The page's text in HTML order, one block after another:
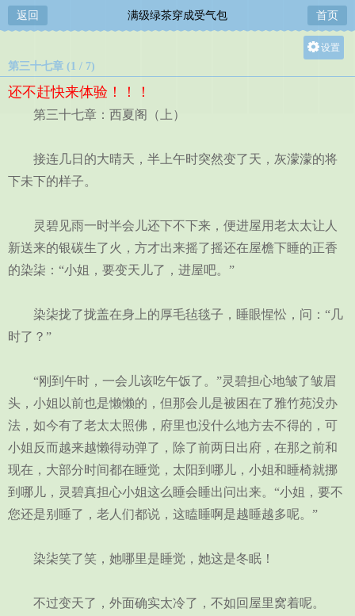
返回 满级绿茶穿成受气包 首页
设置
第三十七章 (1 / 7)
还不赶快来体验！！！
第三十七章：西夏阁（上）
接连几日的大晴天，半上午时突然变了天，灰濛濛的将
下未下的样子。
灵碧见雨一时半会儿还下不下来，便进屋用老太太让人
新送来的银碳生了火，方才出来摇了摇还在屋檐下睡的正香
的染柒：“小姐，要变天儿了，进屋吧。”
染柒拢了拢盖在身上的厚毛毡毯子，睡眼惺忪，问：“几
时了？”
“刚到午时，一会儿该吃午饭了。”灵碧担心地皱了皱眉
头，小姐以前也是懒懒的，但那会儿是被困在了雅竹苑没办
法，如今有了老太太照佛，府里也没什么地方去不得的，可
小姐反而越来越懒得动弹了，除了前两日出府，在那之前和
现在，大部分时间都在睡觉，太阳到哪儿，小姐和睡椅就挪
到哪儿，灵碧真担心小姐这么睡会睡出问出来。“小姐，要不
您还是别睡了，老人们都说，这瞌睡啊是越睡越多呢。”
染柒笑了笑，她哪里是睡觉，她这是冬眠！
不过变天了，外面确实太冷了，不如回屋里窝着呢。